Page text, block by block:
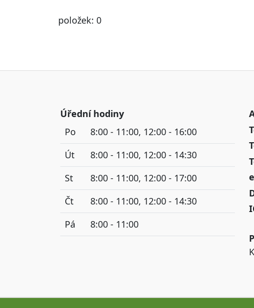
položek: 0
Úřední hodiny
Po
8:00 - 11:00, 12:00 - 16:00
Út
8:00 - 11:00, 12:00 - 14:30
St
8:00 - 11:00, 12:00 - 17:00
Čt
8:00 - 11:00, 12:00 - 14:30
Pá
8:00 - 11:00